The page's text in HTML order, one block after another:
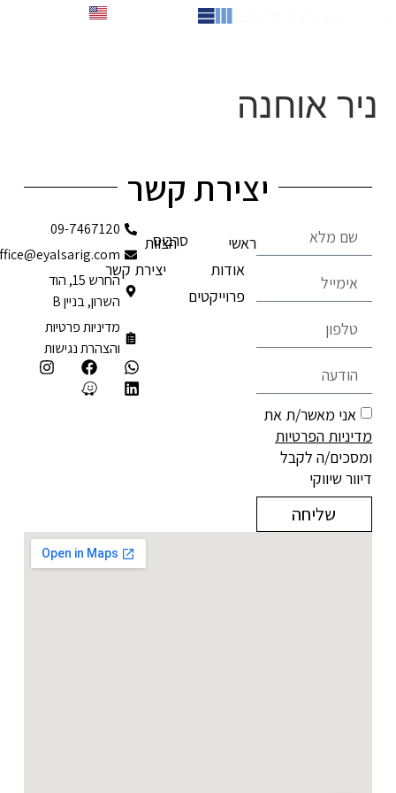
ניר אוחנה
יצירת קשר
אני מאשר/ת את
מדיניות הפרטיות
ומסכים/ה לקבל
דיוור שיווקי
שליחה
ראשי
אודות
פרוייקטים
סרבוס
הצוות
יצירת קשר
09-7467120
office@eyalsarig.com
החרש 15, הוד
השרון, בניין B
מדיניות פרטיות
והצהרת נגישות